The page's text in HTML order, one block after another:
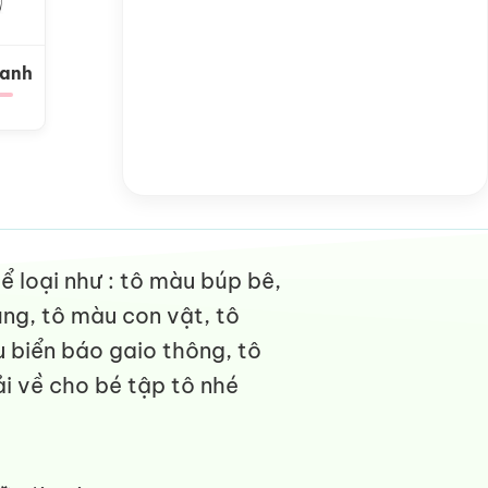
loại như : tô màu búp bê,
tô màu con vật, tô
biển báo gaio thông, tô
về cho bé tập tô nhé